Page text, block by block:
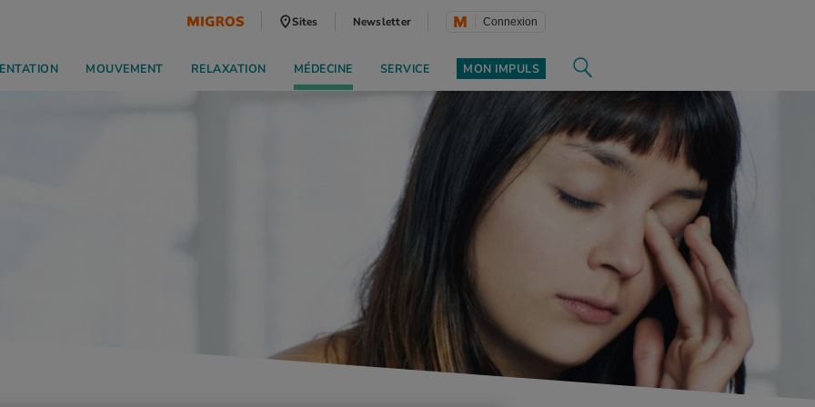
Sites Newsletter Connexion
MOUVEMENT RELAXATION MÉDECINE SERVICE MON IMPULS